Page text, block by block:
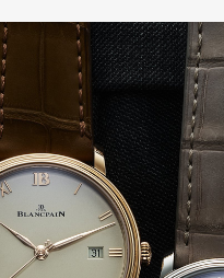
Pen Meet
Pen international